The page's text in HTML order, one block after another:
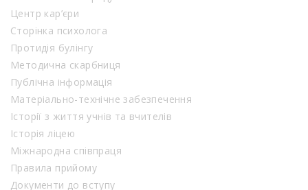
Центр кар’єри
Сторінка психолога
Протидія булінгу
Методична скарбниця
Публічна інформація
Матеріально-технічне забезпечення
Історії з життя учнів та вчителів
Історія ліцею
Міжнародна співпраця
Правила прийому
Документи до вступу